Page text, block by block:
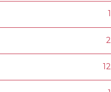
1
2
12